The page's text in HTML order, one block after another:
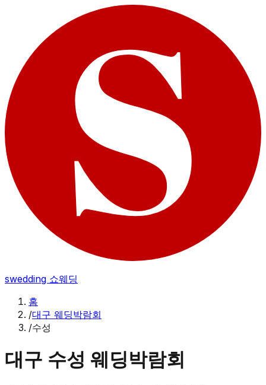
swedding 쇼웨딩
홈
/대구 웨딩박람회
/수성
대구 수성 웨딩박람회